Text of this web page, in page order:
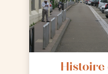
Histoire